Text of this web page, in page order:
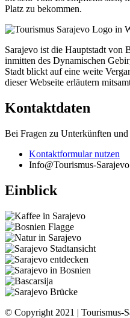
Platz zu bekommen.
Sarajevo ist die Hauptstadt von
inmitten des Dynamischen
Stadt blickt auf eine weite
dieser Webseite erläutern
Kontaktdaten
Bei Fragen zu Unterkünften
Kontaktformular nutzen
Info@Tourismus-
Einblick
© Copyright 2021 | Tourismus-